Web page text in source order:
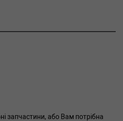
запчастини, або Вам потрібна